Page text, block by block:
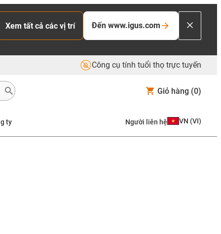
Xem tất cả các vị trí Đến www.igus.com
Công cụ tính tuổi thọ trực tuyến
Giỏ hàng (0)
ty Người liên hệ VN (VI)